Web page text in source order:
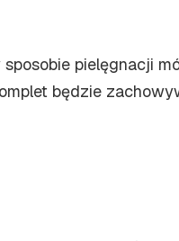
pielęgnacji
będzie